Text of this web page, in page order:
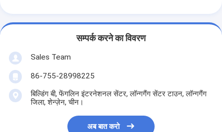
सम्पर्क करने का विवरण
Sales Team
86-755-28998225
बिल्डिंग बी, फेंगलिन इंटरनेशनल सेंटर, लॉन्गगैंग सेंटर टाउन, लॉन्गगैंग
जिला, शेन्ज़ेन, चीन।
अब बात करो